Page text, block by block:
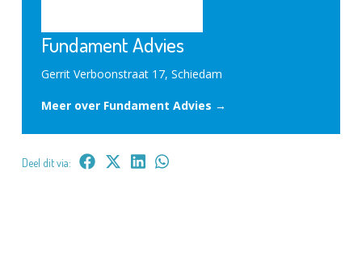
Fundament Advies
Gerrit Verboonstraat 17, Schiedam
Meer over Fundament Advies →
Deel dit via: